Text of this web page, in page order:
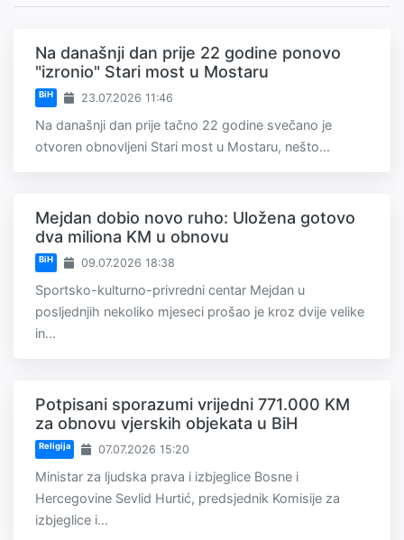
Na današnji dan prije 22 godine ponovo
"izronio" Stari most u Mostaru
BiH 23.07.2026 11:46
Na današnji dan prije tačno 22 godine svečano je
otvoren obnovljeni Stari most u Mostaru, nešto...
Mejdan dobio novo ruho: Uložena gotovo
dva miliona KM u obnovu
BiH 09.07.2026 18:38
Sportsko-kulturno-privredni centar Mejdan u
posljednjih nekoliko mjeseci prošao je kroz dvije velike
in...
Potpisani sporazumi vrijedni 771.000 KM
za obnovu vjerskih objekata u BiH
Religija 07.07.2026 15:20
Ministar za ljudska prava i izbjeglice Bosne i
Hercegovine Sevlid Hurtić, predsjednik Komisije za
izbjeglice i...